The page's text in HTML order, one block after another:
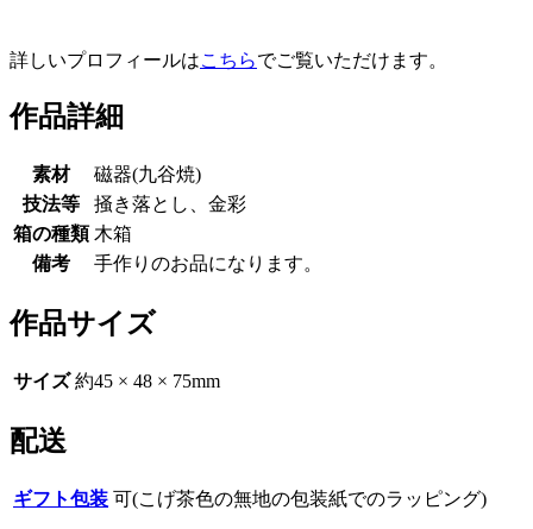
詳しいプロフィールはこちらでご覧いただけます。
作品詳細
素材
磁器(九谷焼)
技法等
掻き落とし、金彩
箱の種類 木箱
備考
手作りのお品になります。
作品サイズ
サイズ 約45 × 48 × 75mm
配送
ギフト包装 可(こげ茶色の無地の包装紙でのラッピング)